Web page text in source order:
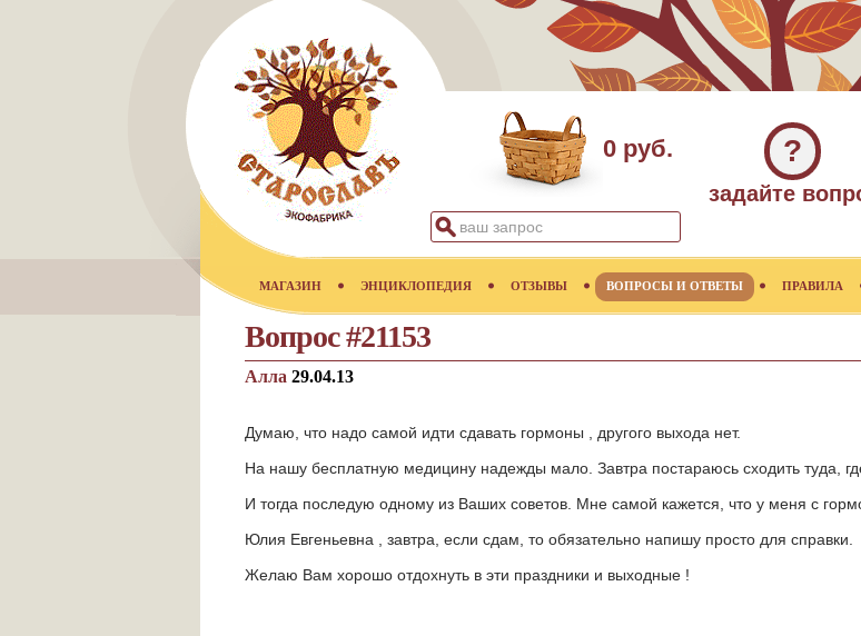
0 руб. ?
задайте
МАГАЗИН ЭНЦИКЛОПЕДИЯ ОТЗЫВЫ ВОПРОСЫ И ОТВЕТЫ ПРАВИЛА
Вопрос #21153
Алла 29.04.13
Думаю, что надо самой идти сдавать гормоны , другого выхода нет.
На нашу бесплатную медицину надежды мало. Завтра постараюсь сходить туда,
И тогда последую одному из Ваших советов. Мне самой кажется, что у меня с
Юлия Евгеньевна , завтра, если сдам, то обязательно напишу просто для справки.
Желаю Вам хорошо отдохнуть в эти праздники и выходные !